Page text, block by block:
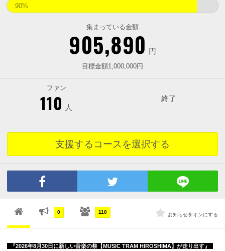
集まっている金額
905,890 円
90%
目標金額1,000,000円
ファン
110 人
終了
支援するコースを選択する
0 110 お知らせをオンにする
『2026年8月30日に新しい音楽の祭【MUSIC TRAM HIROSHIMA】が走り出す』